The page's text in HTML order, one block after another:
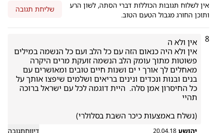
אין לשלוח תגובות הכוללות דברי הסתה, לשון הרע
ותוכן החורג מגבול הטעם הטוב.
שליחת תגובה
8
(נשלח באמצעות כיכר השבת בסלולרי)
יהושע 20.04.18 דיווחתגובה